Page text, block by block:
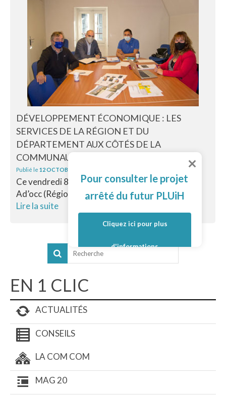
DÉVELOPPEMENT ÉCONOMIQUE : LES
SERVICES DE LA RÉGION ET DU
DÉPARTEMENT AUX CÔTÉS DE LA
COMMUNAUTÉ DE COMMUNES.
Publié le 12 OCTOBRE 2021
Ce vendredi 8 octobre Claire Carulla de l’agence
Ad’occ (Région Occitanie) et Julien Berthet du...
Lire la suite
EN 1 CLIC
ACTUALITÉS
CONSEILS
LA COM COM
MAG 20
Pour consulter le projet
arrêté du futur PLUiH
Cliquez ici pour plus
d'informations